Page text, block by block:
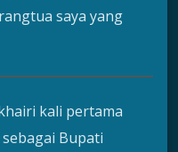
saya yang
kali pertama
Bupati